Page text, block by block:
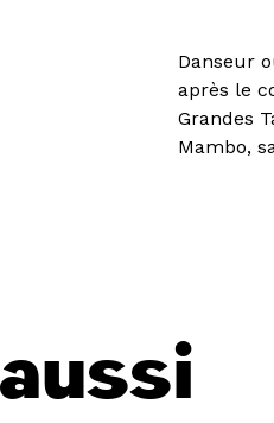
Danseur
après le
Grandes
Mambo,